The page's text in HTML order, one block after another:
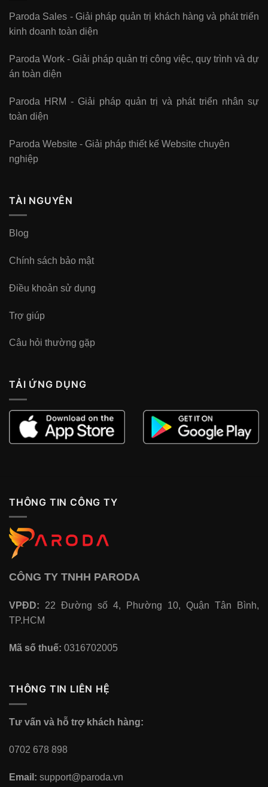
Paroda Sales - Giải pháp quản trị khách hàng và phát triển
kinh doanh toàn diện
Paroda Work - Giải pháp quản trị công việc, quy trình và dự
án toàn diện
Paroda HRM - Giải pháp quản trị và phát triển nhân sự
toàn diện
Paroda Website - Giải pháp thiết kế Website chuyên
nghiệp
TÀI NGUYÊN
Blog
Chính sách bảo mật
Điều khoản sử dụng
Trợ giúp
Câu hỏi thường gặp
TẢI ỨNG DỤNG
THÔNG TIN CÔNG TY
CÔNG TY TNHH PARODA
VPĐD: 22 Đường số 4, Phường 10, Quận Tân Bình,
TP.HCM
Mã số thuế: 0316702005
THÔNG TIN LIÊN HỆ
Tư vấn và hỗ trợ khách hàng:
0702 678 898
Email: support@paroda.vn